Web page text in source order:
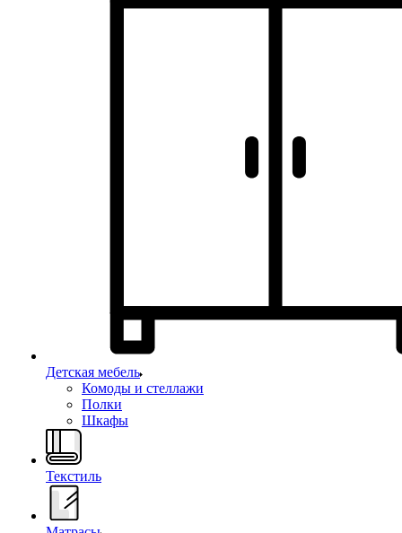
Детская мебель
Комоды и стеллажи
Полки
Шкафы
Текстиль